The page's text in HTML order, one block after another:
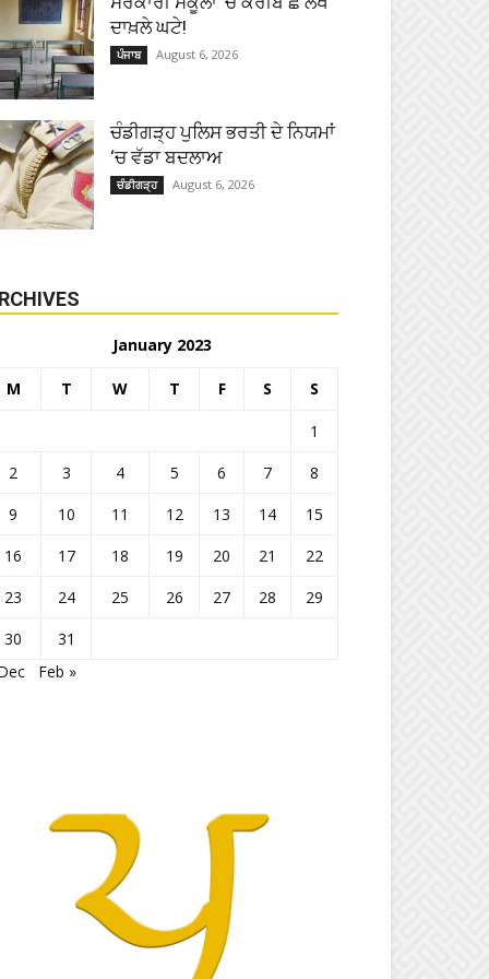
ਦਾਖ਼ਲੇ ਘਟੇ!
ਪੰਜਾਬ August 6, 2026
ਚੰਡੀਗੜ੍ਹ ਪੁਲਿਸ ਭਰਤੀ ਦੇ ਨਿਯਮਾਂ
‘ਚ ਵੱਡਾ ਬਦਲਾਅ
ਚੰਡੀਗੜ੍ਹ August 6, 2026
January 2023
M T W T F S S
1
2
3 4 5 6 7
8
9
10 11 12 13 14
15
16
17 18 19 20 21
22
23
24 25 26 27 28
29
30
31
Feb »